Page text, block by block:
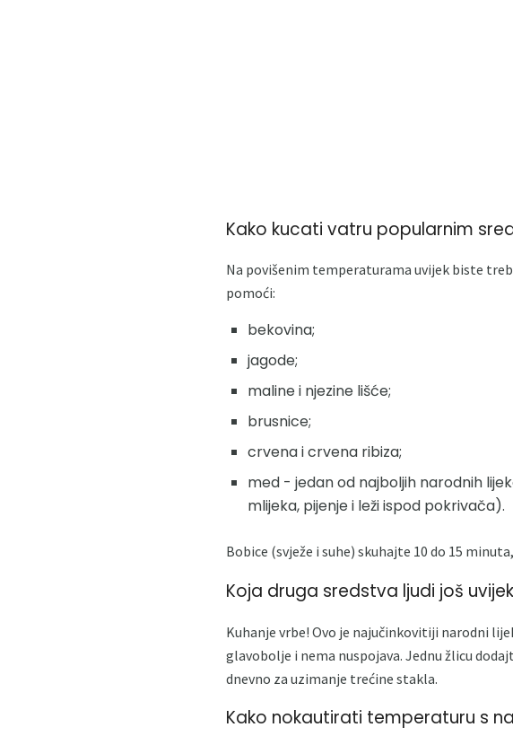
Kako kucati vatru popularnim
Na povišenim temperaturama uvijek biste
pomoći:
bekovina;
jagode;
maline i njezine lišće;
brusnice;
crvena i crvena ribiza;
med - jedan od najboljih narodnih
mlijeka, pijenje i leži ispod pokrivača).
Bobice (svježe i suhe) skuhajte 10 do 15
Koja druga sredstva ljudi još
Kuhanje vrbe! Ovo je najučinkovitiji narodni
glavobolje i nema nuspojava. Jednu žlicu
dnevno za uzimanje trećine stakla.
Kako nokautirati temperaturu s